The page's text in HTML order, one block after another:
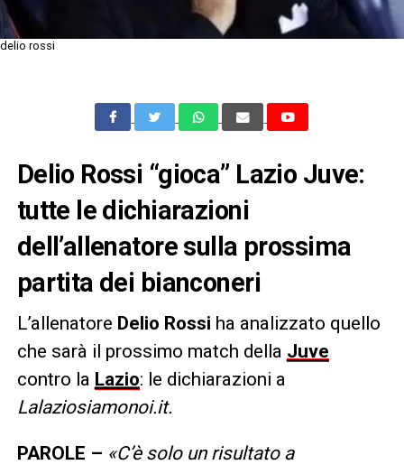
delio rossi
Delio Rossi “gioca” Lazio Juve:
tutte le dichiarazioni
dell’allenatore sulla prossima
partita dei bianconeri
L’allenatore Delio Rossi ha analizzato quello
che sarà il prossimo match della Juve
contro la Lazio: le dichiarazioni a
Lalaziosiamonoi.it.
PAROLE – «C’è solo un risultato a